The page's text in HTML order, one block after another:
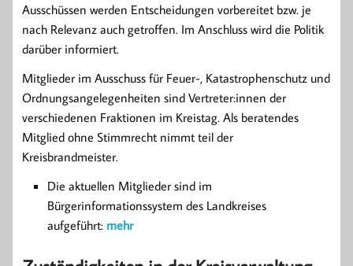
Ausschüssen werden Entscheidungen vorbereitet bzw. je
nach Relevanz auch getroffen. Im Anschluss wird die Politik
darüber informiert.
Mitglieder im Ausschuss für Feuer-, Katastrophenschutz und
Ordnungsangelegenheiten sind Vertreter:innen der
verschiedenen Fraktionen im Kreistag. Als beratendes
Mitglied ohne Stimmrecht nimmt teil der
Kreisbrandmeister.
Die aktuellen Mitglieder sind im
Bürgerinformationssystem des Landkreises
aufgeführt: mehr